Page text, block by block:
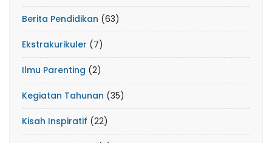
Berita Pendidikan (63)
Ekstrakurikuler (7)
Ilmu Parenting (2)
Kegiatan Tahunan (35)
Kisah Inspiratif (22)